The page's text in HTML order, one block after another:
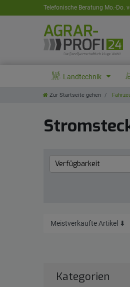
Telefonische Beratung Mo.-Do.
Landtechnik
Zur Startseite gehen
Verfügbarkeit
Kategorien